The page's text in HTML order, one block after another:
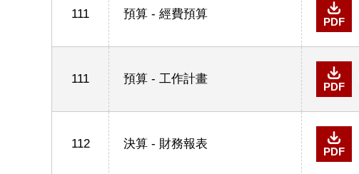
111 預算 - 經費預算
PDF
111 預算 - 工作計畫
PDF
112 決算 - 財務報表
PDF